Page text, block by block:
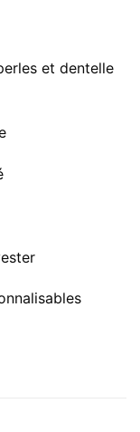
et dentelle